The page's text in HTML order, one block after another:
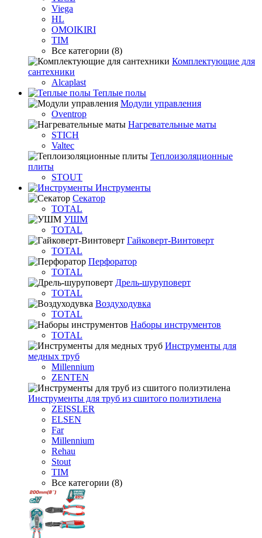
Viega
HL
OMOIKIRI
TIM
Все категории (8)
Комплектующие для
сантехники
Alcaplast
Теплые полы
Модули управления
Oventrop
Нагревательные маты
STICH
Valtec
Теплоизоляционные
плиты
STOUT
Инструменты
Секатор
TOTAL
УШМ
TOTAL
Гайковерт-Винтоверт
TOTAL
Перфоратор
TOTAL
Дрель-шуруповерт
TOTAL
Воздуходувка
TOTAL
Наборы инструментов
TOTAL
Инструменты для
медных труб
Millennium
ZENTEN
Инструменты для труб из сшитого полиэтилена
ZEISSLER
ELSEN
Far
Millennium
Rehau
Stout
TIM
Все категории (8)